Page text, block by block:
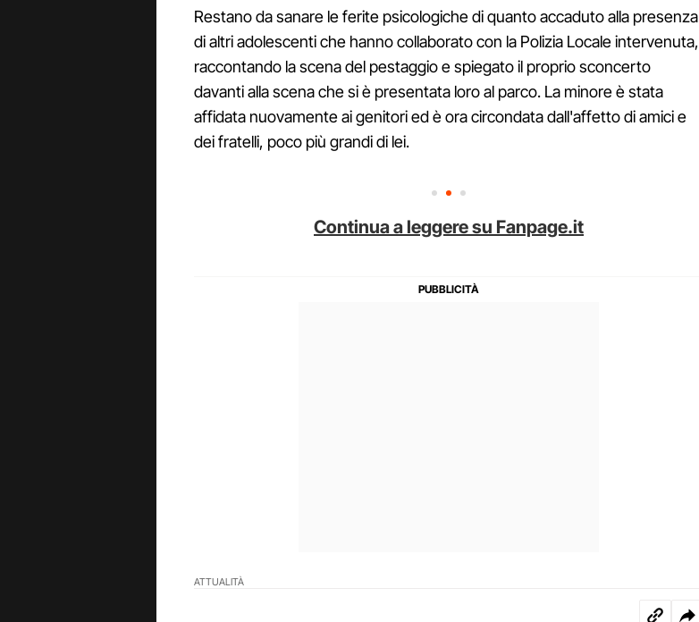
Restano da sanare le ferite psicologiche di quanto accaduto alla presenza
di altri adolescenti che hanno collaborato con la Polizia Locale intervenuta,
raccontando la scena del pestaggio e spiegato il proprio sconcerto
davanti alla scena che si è presentata loro al parco. La minore è stata
affidata nuovamente ai genitori ed è ora circondata dall'affetto di amici e
dei fratelli, poco più grandi di lei.
Continua a leggere su Fanpage.it
ATTUALITÀ